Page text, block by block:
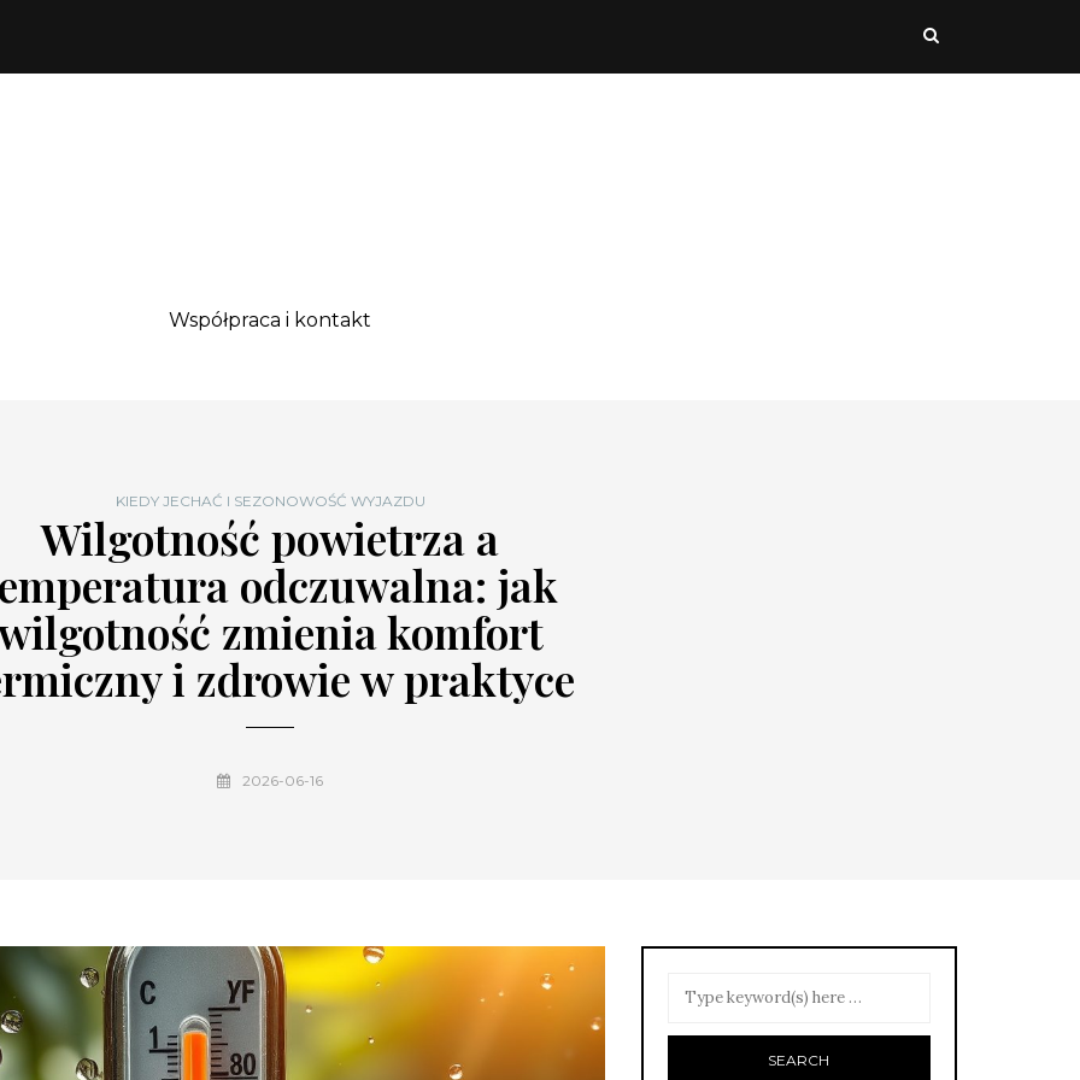
Współpraca i kontakt
KIEDY JECHAĆ I SEZONOWOŚĆ WYJAZDU
Wilgotność powietrza a
odczuwalna: jak
zmienia komfort
i zdrowie w praktyce
2026-06-16